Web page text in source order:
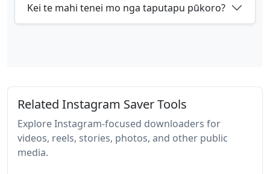
Kei te mahi tenei mo nga taputapu pūkoro?
Related Instagram Saver Tools
Explore Instagram-focused downloaders for
videos, reels, stories, photos, and other public
media.